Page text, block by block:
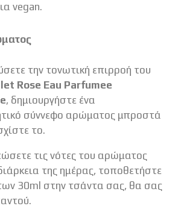
vegan.
την τονωτική επιρροή του
Rose Eau Parfumee
, δημιουργήστε ένα
σύννεφο αρώματος μπροστά
το.
τις νότες του αρώματος
της ημέρας, τοποθετήστε
30ml στην τσάντα σας, θα σας